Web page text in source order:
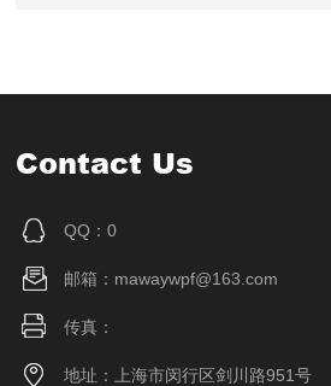
Contact Us
QQ：0
邮箱：mawaywpf@163.com
传真：
地址：上海市闵行区剑川路951号